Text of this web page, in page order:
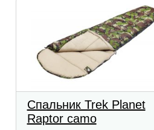
Спальник Trek Planet
Raptor camo